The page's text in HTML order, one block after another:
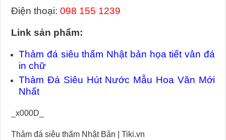
Điện thoại:098 155 1239
Link sản phẩm:
Thảm đá siêu thấm Nhật bản họa tiết vân đá
in chữ
Thảm Đá Siêu Hút Nước Mẫu Hoa Văn Mới
Nhất
_x000D_
Thảm đá siêu thấm Nhật Bản | Tiki.vn